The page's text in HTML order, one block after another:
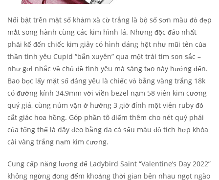
Nổi bật trên mặt số khảm xà cừ trắng là bộ số sơn màu đỏ đẹp
mắt song hành cùng các kim hình lá. Nhưng độc đáo nhất
phải kể đến chiếc kim giây có hình dáng hệt như mũi tên của
thần tình yêu Cupid “bắn xuyên” qua một trái tim son sắc –
như gợi nhắc về chủ đề tình yêu mà sáng tạo này hướng đến.
Bao bọc lấy mặt số đáng yêu là chiếc vỏ bằng vàng trắng 18k
có đường kính 34,9mm với viền bezel nạm 58 viên kim cương
quý giá, cùng núm vặn ở hướng 3 giờ đính một viên ruby đỏ
cắt giác hoa hồng. Góp phần tô điểm thêm cho nét quý phái
của tổng thể là dây đeo bằng da cá sấu màu đỏ tích hợp khóa
cài vàng trắng nạm kim cương.
Cung cấp năng lượng để Ladybird Saint “Valentine’s Day 2022”
không ngừng đong đếm khoảng thời gian bên nhau ngọt ngào